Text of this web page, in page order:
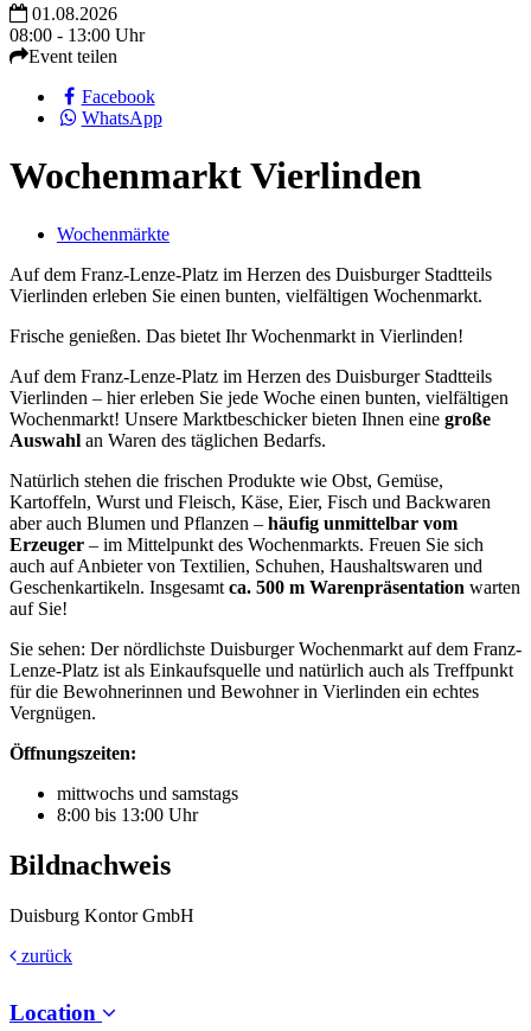
01.08.2026
08:00 - 13:00 Uhr
Event teilen
Facebook
WhatsApp
Wochenmarkt Vierlinden
Wochenmärkte
Auf dem Franz-Lenze-Platz im Herzen des Duisburger Stadtteils
Vierlinden erleben Sie einen bunten, vielfältigen Wochenmarkt.
Frische genießen. Das bietet Ihr Wochenmarkt in Vierlinden!
Auf dem Franz-Lenze-Platz im Herzen des Duisburger Stadtteils
Vierlinden – hier erleben Sie jede Woche einen bunten, vielfältigen
Wochenmarkt! Unsere Marktbeschicker bieten Ihnen eine große
Auswahl an Waren des täglichen Bedarfs.
Natürlich stehen die frischen Produkte wie Obst, Gemüse,
Kartoffeln, Wurst und Fleisch, Käse, Eier, Fisch und Backwaren
aber auch Blumen und Pflanzen – häufig unmittelbar vom
Erzeuger – im Mittelpunkt des Wochenmarkts. Freuen Sie sich
auch auf Anbieter von Textilien, Schuhen, Haushaltswaren und
Geschenkartikeln. Insgesamt ca. 500 m Warenpräsentation warten
auf Sie!
Sie sehen: Der nördlichste Duisburger Wochenmarkt auf dem Franz-
Lenze-Platz ist als Einkaufsquelle und natürlich auch als Treffpunkt
für die Bewohnerinnen und Bewohner in Vierlinden ein echtes
Vergnügen.
Öffnungszeiten:
mittwochs und samstags
8:00 bis 13:00 Uhr
Bildnachweis
Duisburg Kontor GmbH
zurück
Location